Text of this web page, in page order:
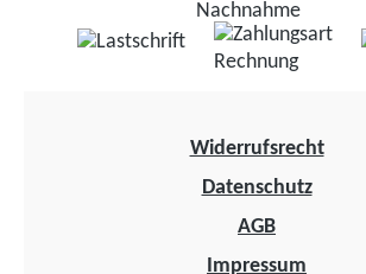
Widerrufsrecht
Datenschutz
AGB
Impressum